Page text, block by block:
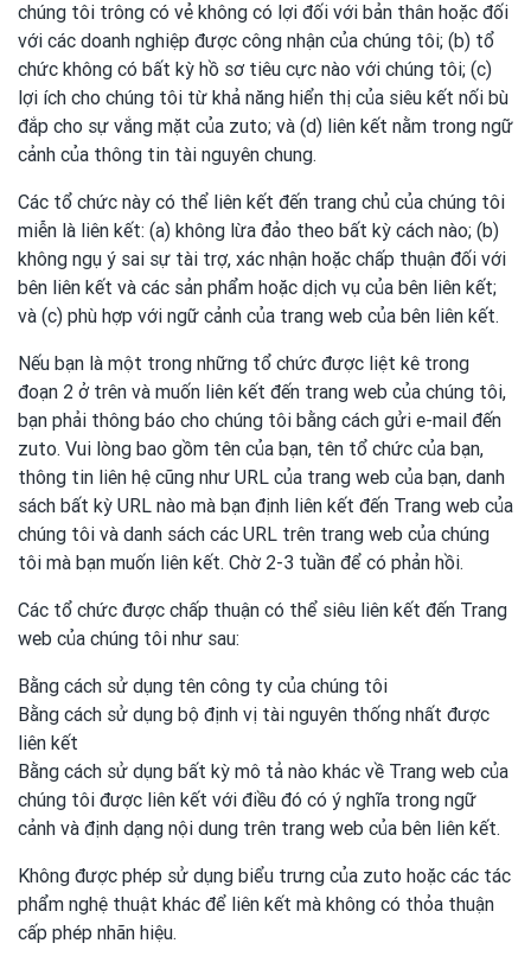
chúng tôi trông có vẻ không có lợi đối với bản thân hoặc đối
với các doanh nghiệp được công nhận của chúng tôi; (b) tổ
chức không có bất kỳ hồ sơ tiêu cực nào với chúng tôi; (c)
lợi ích cho chúng tôi từ khả năng hiển thị của siêu kết nối bù
đắp cho sự vắng mặt của zuto; và (d) liên kết nằm trong ngữ
cảnh của thông tin tài nguyên chung.
Các tổ chức này có thể liên kết đến trang chủ của chúng tôi
miễn là liên kết: (a) không lừa đảo theo bất kỳ cách nào; (b)
không ngụ ý sai sự tài trợ, xác nhận hoặc chấp thuận đối với
bên liên kết và các sản phẩm hoặc dịch vụ của bên liên kết;
và (c) phù hợp với ngữ cảnh của trang web của bên liên kết.
Nếu bạn là một trong những tổ chức được liệt kê trong
đoạn 2 ở trên và muốn liên kết đến trang web của chúng tôi,
bạn phải thông báo cho chúng tôi bằng cách gửi e-mail đến
zuto. Vui lòng bao gồm tên của bạn, tên tổ chức của bạn,
thông tin liên hệ cũng như URL của trang web của bạn, danh
sách bất kỳ URL nào mà bạn định liên kết đến Trang web của
chúng tôi và danh sách các URL trên trang web của chúng
tôi mà bạn muốn liên kết. Chờ 2-3 tuần để có phản hồi.
Các tổ chức được chấp thuận có thể siêu liên kết đến Trang
web của chúng tôi như sau:
Bằng cách sử dụng tên công ty của chúng tôi
Bằng cách sử dụng bộ định vị tài nguyên thống nhất được
liên kết
Bằng cách sử dụng bất kỳ mô tả nào khác về Trang web của
chúng tôi được liên kết với điều đó có ý nghĩa trong ngữ
cảnh và định dạng nội dung trên trang web của bên liên kết.
Không được phép sử dụng biểu trưng của zuto hoặc các tác
phẩm nghệ thuật khác để liên kết mà không có thỏa thuận
cấp phép nhãn hiệu.